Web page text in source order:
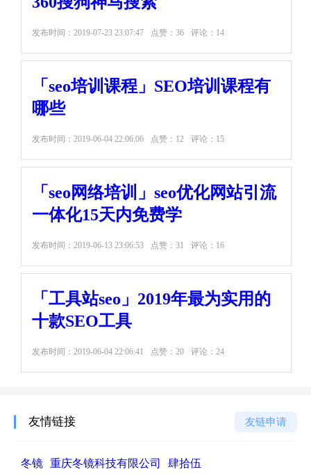
发布时间： 2019-07-23 23:07:47 点赞：36 评论：14
「seo培训课程」SEO培训课程有
哪些
发布时间： 2019-06-04 22:06:06 点赞：12 评论：15
「seo网络培训」seo优化网站引流
一体化15天内免费学
发布时间： 2019-06-13 23:06:53 点赞：31 评论：16
「工具站seo」2019年最为实用的
十款SEO工具
发布时间： 2019-06-04 22:06:41 点赞：20 评论：24
友情链接 友链申请
冬镜 重庆冬镜科技有限公司 肆拾伍